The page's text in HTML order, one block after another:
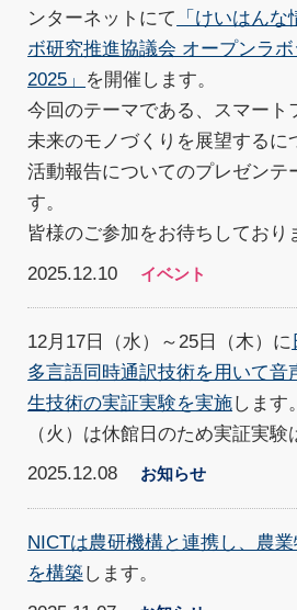
ンターネットにて
「けいはん
ボ研究推進協議会 オープンラ
2025」
を開催します。
今回のテーマである、スマート
未来のモノづくりを展望するに
活動報告についてのプレゼンテ
す。
皆様のご参加をお待ちしており
2025.12.10
イベント
12月17日（水）～25日（木）に
多言語同時通訳技術を用いて音
生技術の実証実験を実施します
（火）は休館日のため実証実験
2025.12.08
お知らせ
NICTは農研機構と連携し、農
を構築します。